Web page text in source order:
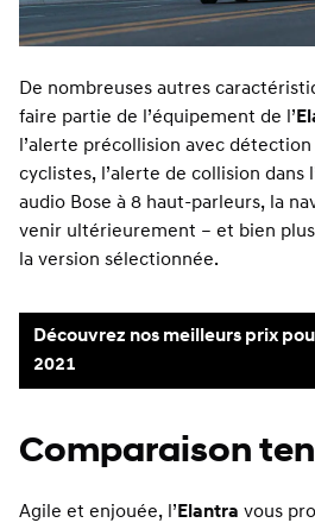
De nombreuses autres
faire partie de l’équipement de l’
l’alerte précollision avec
cyclistes, l’alerte de collision dans
audio Bose à 8 haut-parleurs, la
venir ultérieurement – et bien
la version sélectionnée.
Découvrez nos meilleurs prix
2021
Comparaison
Agile et enjouée, l’ Elantra vous